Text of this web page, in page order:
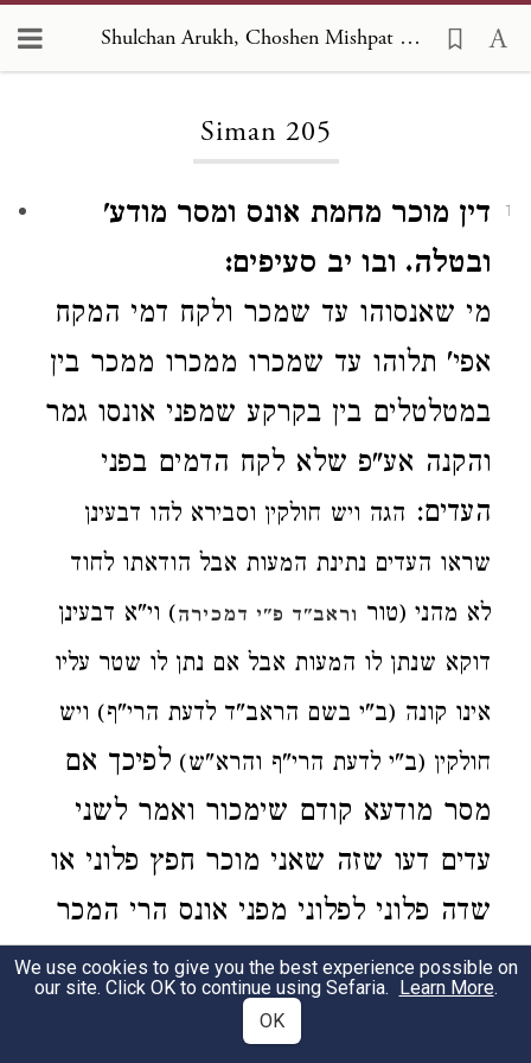
Shulchan Arukh, Choshen Mishpat 205
Siman 205
1
דין מוכר מחמת אונס ומסר מודע'
ובטלה. ובו יב סעיפים:
מי שאנסוהו עד שמכר ולקח דמי המקח
אפי' תלוהו עד שמכרו ממכרו ממכר בין
במטלטלים בין בקרקע שמפני אונסו גמר
והקנה אע"פ שלא לקח הדמים בפני
העדים: הגה ויש חולקין וסבירא להו דבעינן
שראו העדים נתינת המעות אבל הודאתו לחוד
לא מהני (טור וראב"ד פ"י דמכירה) וי"א דבעינן
דוקא שנתן לו המעות אבל אם נתן לו שטר עליו
אינו קונה (ב"י בשם הראב"ד לדעת הרי"ף) ויש
חולקין (ב"י לדעת הרי"ף והרא"ש) לפיכך אם
מסר מודעא קודם שימכור ואמר לשני
עדים דעו שזה שאני מוכר חפץ פלוני או
שדה פלוני לפלוני מפני אונס הרי המכר
בטלואפי' החזיקכמה שני' מוציאים
ומחזיר הדמים
We use cookies to give you the best experience possible on
our site. Click OK to continue using Sefaria. Learn More.
OK